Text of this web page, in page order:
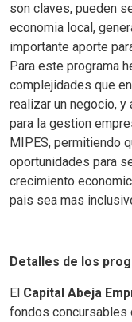
son claves, pueden
economia local,
importante aporte
Para este programa
complejidades que
realizar un negocio,
para la gestion
MIPES, permitiendo
oportunidades para
crecimiento
pais sea mas
Detalles de los
El Capital Abeja
fondos concursables